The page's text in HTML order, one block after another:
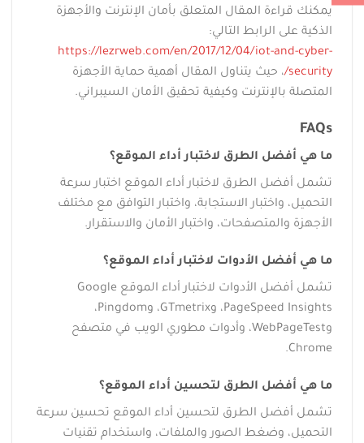
يمكنك قراءة المقال المتعلق بأمان الإنترنت والأجهزة
الذكية على الرابط التالي:
https://lezrweb.com/en/2017/12/04/iot-and-cyber-
security/ ، حيث يتناول المقال أهمية حماية الأجهزة
المتصلة بالإنترنت وكيفية تحقيق الأمان السيبراني.
FAQs
ما هي أفضل الطرق لاختبار أداء الموقع؟
تشمل أفضل الطرق لاختبار أداء الموقع اختبار سرعة
التحميل، واختبار الاستجابة، واختبار التوافق مع مختلف
الأجهزة والمتصفحات، واختبار الأمان والاستقرار.
ما هي أفضل الأدوات لاختبار أداء الموقع؟
تشمل أفضل الأدوات لاختبار أداء الموقع Google
PageSpeed Insights، وGTmetrix، وPingdom،
وWebPageTest، وأدوات مطوري الويب في متصفح
Chrome.
ما هي أفضل الطرق لتحسين أداء الموقع؟
تشمل أفضل الطرق لتحسين أداء الموقع تحسين سرعة
التحميل، وضغط الصور والملفات، واستخدام تقنيات